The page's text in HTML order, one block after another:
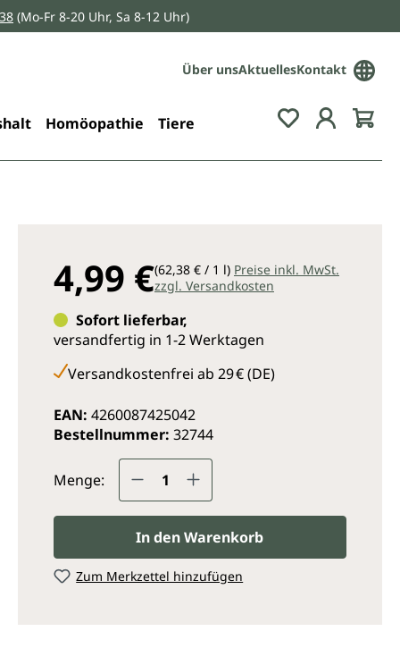
(Mo-Fr 8-20 Uhr, Sa 8-12 Uhr)
Über unsAktuellesKontakt
Homöopathie Tiere Du hast 0
4,99 €(62,38 € / 1 l) Preise inkl. MwSt.
zzgl. Versandkosten
Sofort lieferbar,
versandfertig in 1-2 Werktagen
Versandkostenfrei ab 29 € (DE)
EAN: 4260087425042
Bestellnummer: 32744
Menge: Produkt Anzahl: Gib den
In den Warenkorb
Zum Merkzettel hinzufügen